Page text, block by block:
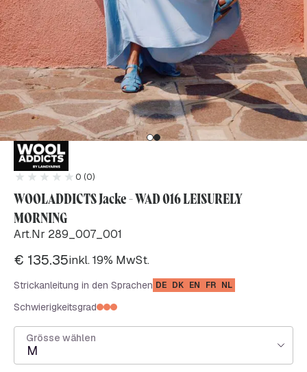
0 (0)
WOOLADDICTS Jacke - WAD 016 LEISURELY
MORNING
Art.Nr 289_007_001
€ 135.35inkl. 19% MwSt.
Strickanleitung in den Sprachen DE DK EN FR NL
Schwierigkeitsgrad
Grösse wählen
M